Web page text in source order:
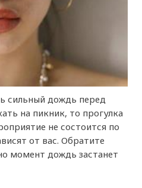
сильный дождь перед
на пикник, то прогулка
не состоится по
от вас. Обратите
момент дождь застанет